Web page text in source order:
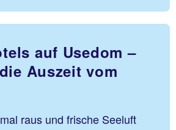
auf Usedom –
Auszeit vom
raus und frische Seeluft